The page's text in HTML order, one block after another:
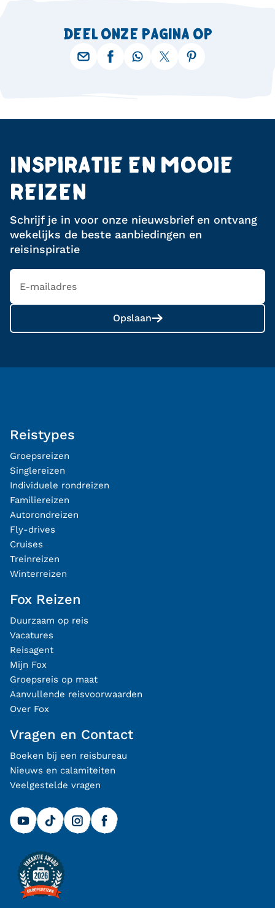
DEEL ONZE PAGINA OP
INSPIRATIE EN MOOIE
REIZEN
Schrijf je in voor onze nieuwsbrief en ontvang
wekelijks de beste aanbiedingen en
reisinspiratie
Opslaan
Reistypes
Groepsreizen
Singlereizen
Individuele rondreizen
Familiereizen
Autorondreizen
Fly-drives
Cruises
Treinreizen
Winterreizen
Fox Reizen
Duurzaam op reis
Vacatures
Reisagent
Mijn Fox
Groepsreis op maat
Aanvullende reisvoorwaarden
Over Fox
Vragen en Contact
Boeken bij een reisbureau
Nieuws en calamiteiten
Veelgestelde vragen